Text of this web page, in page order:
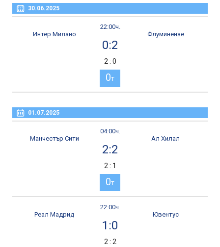
30.06.2025
22:00ч.
Интер Милано
0:2
Флуминензе
2 : 0
0т
01.07.2025
04:00ч.
Манчестър Сити
2:2
Ал Хилал
2 : 1
0т
22:00ч.
Реал Мадрид
1:0
Ювентус
2 : 2